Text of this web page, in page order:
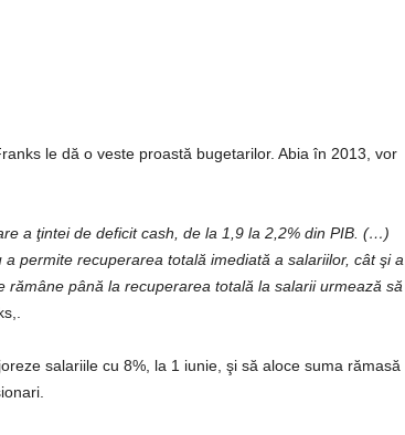
le dă o veste proastă bugetarilor. Abia în 2013, vor
a ţintei de deficit cash, de la 1,9 la 2,2% din PIB. (…)
permite recuperarea totală imediată a salariilor, cât şi a
rămâne până la recuperarea totală la salarii urmează să
salariile cu 8%, la 1 iunie, şi să aloce suma rămasă